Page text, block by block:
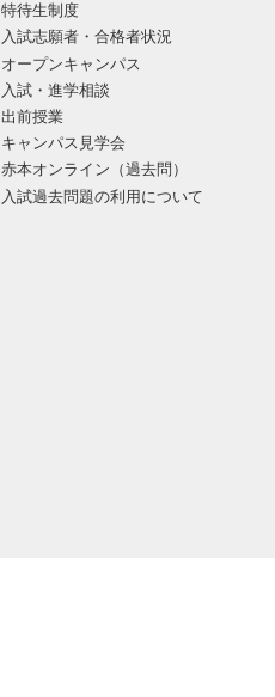
特待生制度
入試志願者・合格者状況
オープンキャンパス
入試・進学相談
出前授業
キャンパス見学会
赤本オンライン（過去問）
入試過去問題の利用について